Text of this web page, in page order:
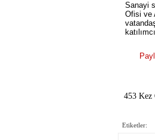
Sanayi
Ofisi ve
453 Kez
Etiketler: